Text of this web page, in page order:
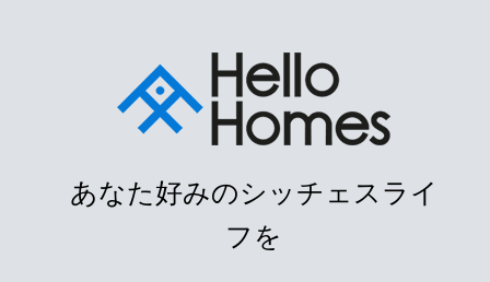
あなた好みのシッチェスライ
フを